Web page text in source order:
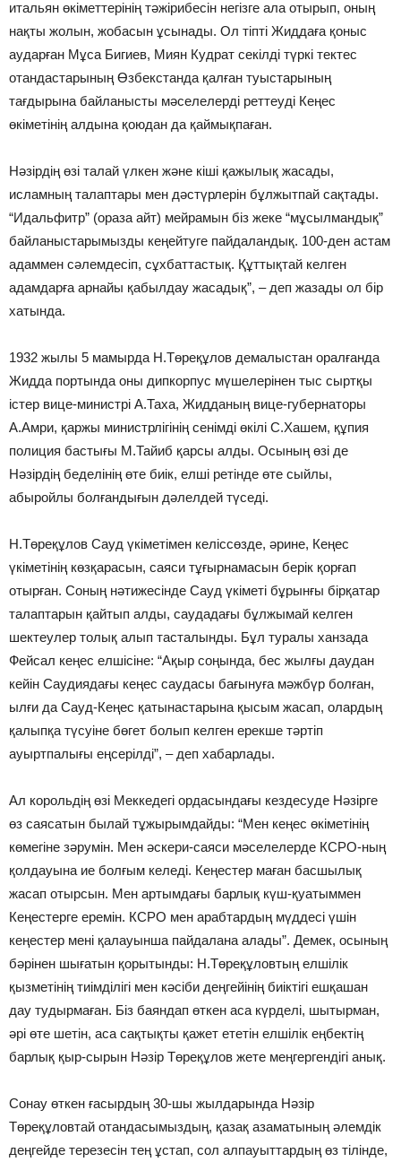
итальян өкіметтерінің тәжірибесін негізге ала отырып, оның
нақты жолын, жобасын ұсынады. Ол тіпті Жиддаға қоныс
аударған Мұса Бигиев, Миян Кудрат секілді түркі тектес
отандастарының Өзбекстанда қалған туыстарының
тағдырына байланысты мәселелерді реттеуді Кеңес
өкіметінің алдына қоюдан да қаймықпаған.
Нәзірдің өзі талай үлкен және кіші қажылық жасады,
исламның талаптары мен дәстүрлерін бұлжытпай сақтады.
“Идальфитр” (ораза айт) мейрамын біз жеке “мұсылмандық”
байланыстарымызды кеңейтуге пайдаландық. 100-ден астам
адаммен сәлемдесіп, сұхбаттастық. Құттықтай келген
адамдарға арнайы қабылдау жасадық”, – деп жазады ол бір
хатында.
1932 жылы 5 мамырда Н.Төреқұлов демалыстан оралғанда
Жидда портында оны дипкорпус мүшелерінен тыс сыртқы
істер вице-министрі А.Таха, Жидданың вице-губернаторы
А.Амри, қаржы министрлігінің сенімді өкілі С.Хашем, құпия
полиция бастығы М.Тайиб қарсы алды. Осының өзі де
Нәзірдің беделінің өте биік, елші ретінде өте сыйлы,
абыройлы болғандығын дәлелдей түседі.
Н.Төреқұлов Сауд үкіметімен келіссөзде, әрине, Кеңес
үкіметінің көзқарасын, саяси тұғырнамасын берік қорғап
отырған. Соның нәтижесінде Сауд үкіметі бұрынғы бірқатар
талаптарын қайтып алды, саудадағы бұлжымай келген
шектеулер толық алып тасталынды. Бұл туралы ханзада
Фейсал кеңес елшісіне: “Ақыр соңында, бес жылғы даудан
кейін Саудиядағы кеңес саудасы бағынуға мәжбүр болған,
ылғи да Сауд-Кеңес қатынастарына қысым жасап, олардың
қалыпқа түсуіне бөгет болып келген ерекше тәртіп
ауыртпалығы еңсерілді”, – деп хабарлады.
Ал корольдің өзі Меккедегі ордасындағы кездесуде Нәзірге
өз саясатын былай тұжырымдайды: “Мен кеңес өкіметінің
көмегіне зәрумін. Мен әскери-саяси мәселелерде КСРО-ның
қолдауына ие болғым келеді. Кеңестер маған басшылық
жасап отырсын. Мен артымдағы барлық күш-қуатыммен
Кеңестерге еремін. КСРО мен арабтардың мүддесі үшін
кеңестер мені қалауынша пайдалана алады”. Демек, осының
бәрінен шығатын қорытынды: Н.Төреқұловтың елшілік
қызметінің тиімділігі мен кәсіби деңгейінің биіктігі ешқашан
дау тудырмаған. Біз баяндап өткен аса күрделі, шытырман,
әрі өте шетін, аса сақтықты қажет ететін елшілік еңбектің
барлық қыр-сырын Нәзір Төреқұлов жете меңгергендігі анық.
Сонау өткен ғасырдың 30-шы жылдарында Нәзір
Төреқұловтай отандасымыздың, қазақ азаматының әлемдік
деңгейде терезесін тең ұстап, сол алпауыттардың өз тілінде,